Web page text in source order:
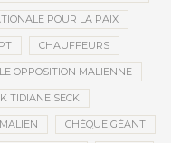
POUR LA PAIX
CHAUFFEURS
OPPOSITION MALIENNE
TIDIANE SECK
CHÈQUE GÉANT